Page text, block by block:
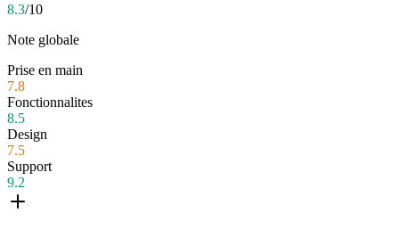
8.3/10
Note globale
Prise en main
7.8
Fonctionnalites
8.5
Design
7.5
Support
9.2